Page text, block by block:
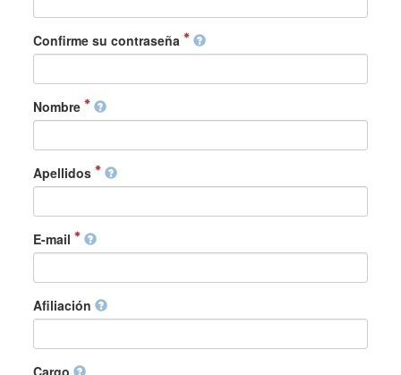
Confirme su contraseña
Nombre
Apellidos
E-mail
Afiliación
Cargo